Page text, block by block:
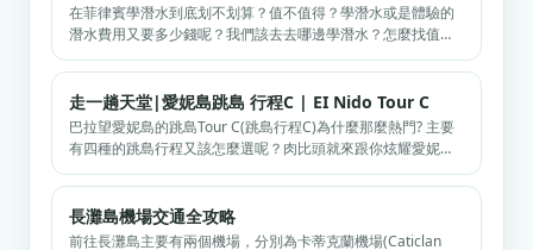
在菲律賓學潛水到底划不划算？值不值得？學潛水或是體驗的
潛水費用又要多少錢呢？我們該去去哪邊學潛水？怎麼找值得
信任的潛水店？我們該學初階潛水執照還是進階呢？到底為什
麼我們要大老遠的跑到菲律賓來拿潛水執照呢？這邊的景色真
的漂亮嗎？這篇文章幫你一次搞定！
走一趟天堂|愛妮島跳島 行程C | EI Nido Tour C
巴拉望愛妮島的跳島Tour C(跳島行程C)為什麼那麼熱門? 主要
有四種的跳島行程又該怎麼選呢？肉比頭就來跟你炫耀愛妮島
的Tour C美景，讓你一眼就被迷倒，立馬訂機票前往了啊！而
Ei nido Tour C又會帶你前往哪些景點，價格又是多少呢？這邊
全部…
長灘島機場交通全攻略
前往長灘島主要有兩個機場，分別為卡蒂克蘭機場(Caticlan